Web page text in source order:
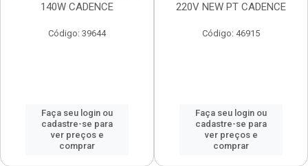
140W CADENCE
Código: 39644
Faça seu login ou
cadastre-se para
ver preços e
comprar
220V NEW PT CADENCE
Código: 46915
Faça seu login ou
cadastre-se para
ver preços e
comprar